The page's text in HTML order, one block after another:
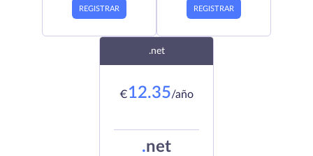
REGISTRAR REGISTRAR
.net
€12.35/año
.net